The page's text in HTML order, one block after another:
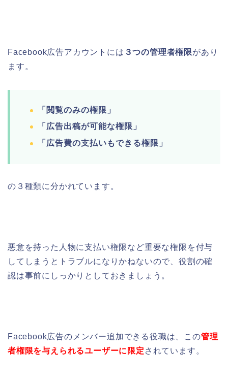
Facebook広告アカウントには ３つの管理者権限があり
ます。
「閲覧のみの権限」
「広告出稿が可能な権限」
「広告費の支払いもできる権限」
の３種類に分かれています。
悪意を持った人物に支払い権限など重要な権限を付与
してしまうとトラブルになりかねないので、役割の確
認は事前にしっかりとしておきましょう。
Facebook広告のメンバー追加できる役職は、この管理
者権限を与えられるユーザーに限定 されています。